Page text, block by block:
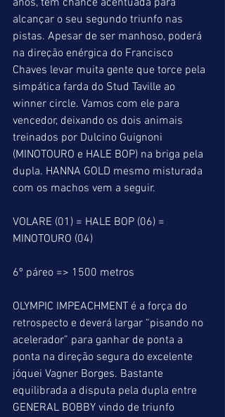
anos, tem chance acentuada para
alcançar o seu segundo triunfo nas
pistas. Apesar de ser manhoso, poderá
na direção enérgica do Francisco
Chaves levar muita gente que torce pela
simpática farda do Stud Taville ao
winner circle. Vamos com ele para
vencedor, deixando os dois animais
treinados por Dulcino Guignoni
(MINOTOURO e HALE BOP) na briga pela
dupla. HANNA GOLD mesmo misturada
com os machos vem a seguir.
VOLARE (01) = HALE BOP (06) =
MINOTOURO (04)
6º páreo => 1500 metros
OLYMPIC IMPEACHMENT é a força do
retrospecto e deverá largar “pisando no
acelerador” para ganhar de ponta a
ponta na direção segura do excelente
jóquei Vagner Borges. Bastante
equilibrada a disputa pela dupla entre
GENERAL BOBBY vindo de triunfo